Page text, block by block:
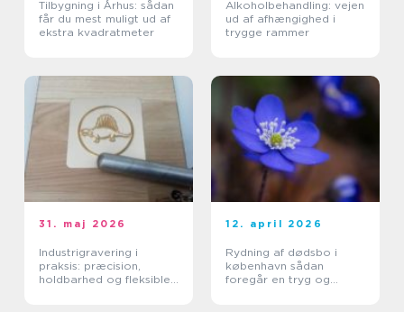
Tilbygning i Århus: sådan
får du mest muligt ud af
ekstra kvadratmeter
Alkoholbehandling: vejen
ud af afhængighed i
trygge rammer
31. maj 2026
Industrigravering i
praksis: præcision,
holdbarhed og fleksible
12. april 2026
Rydning af dødsbo i
københavn sådan
foregår en tryg og